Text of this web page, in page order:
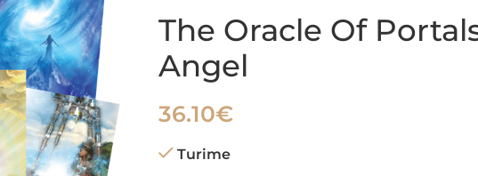
The Oracle Of
Angel
36.10€
Turime